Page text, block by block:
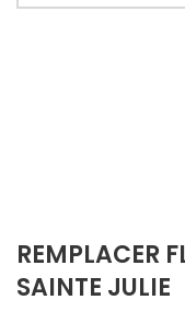
REMPLACER
SAINTE JULIE